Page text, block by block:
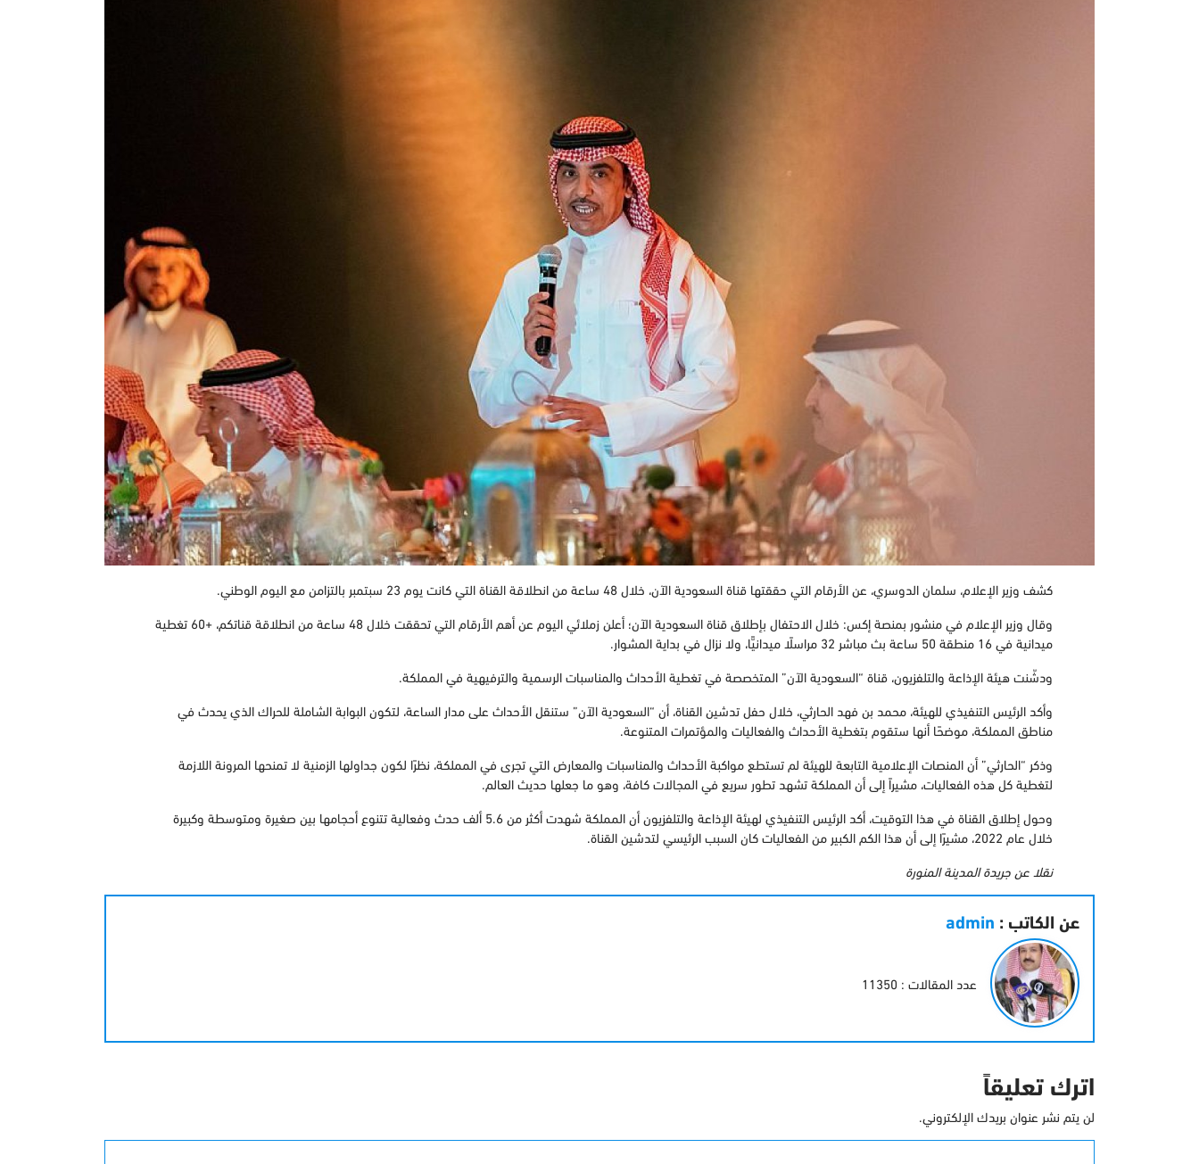
كشف وزير الإعلام، سلمان الدوسري، عن الأرقام التي حققتها قناة السعودية الآن، خلال 48 ساعة من انطلاقة القناة التي كانت يوم 23 سبتمبر بالتزامن مع اليوم الوطني.
وقال وزير الإعلام في منشور بمنصة إكس: خلال الاحتفال بإطلاق قناة السعودية الآن؛ أعلن زملائي اليوم عن أهم الأرقام التي تحققت خلال 48 ساعة من انطلاقة قناتكم، +60 تغطية
ميدانية في 16 منطقة 50 ساعة بث مباشر 32 مراسلًا ميدانيًّا، ولا نزال في بداية المشوار.
ودشّنت هيئة الإذاعة والتلفزيون، قناة “السعودية الآن” المتخصصة في تغطية الأحداث والمناسبات الرسمية والترفيهية في المملكة.
وأكد الرئيس التنفيذي للهيئة، محمد بن فهد الحارثي، خلال حفل تدشين القناة، أن “السعودية الآن” ستنقل الأحداث على مدار الساعة، لتكون البوابة الشاملة للحراك الذي يحدث في
مناطق المملكة، موضحًا أنها ستقوم بتغطية الأحداث والفعاليات والمؤتمرات المتنوعة.
وذكر “الحارثي” أن المنصات الإعلامية التابعة للهيئة لم تستطع مواكبة الأحداث والمناسبات والمعارض التي تجرى في المملكة، نظرًا لكون جداولها الزمنية لا تمنحها المرونة اللازمة
لتغطية كل هذه الفعاليات، مشيراً إلى أن المملكة تشهد تطور سريع في المجالات كافة، وهو ما جعلها حديث العالم.
وحول إطلاق القناة في هذا التوقيت، أكد الرئيس التنفيذي لهيئة الإذاعة والتلفزيون أن المملكة شهدت أكثر من 5.6 ألف حدث وفعالية تتنوع أحجامها بين صغيرة ومتوسطة وكبيرة
خلال عام 2022، مشيرًا إلى أن هذا الكم الكبير من الفعاليات كان السبب الرئيسي لتدشين القناة.
نقلا عن جريدة المدينة المنورة
عن الكاتب : admin
عدد المقالات : 11350
اترك تعليقاً
لن يتم نشر عنوان بريدك الإلكتروني.